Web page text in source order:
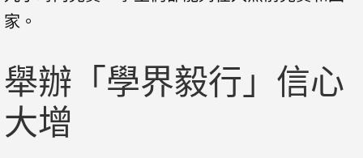
家。
舉辦「學界毅行」信心
大增